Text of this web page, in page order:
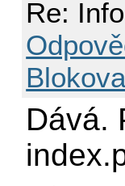
Re:
Dává.